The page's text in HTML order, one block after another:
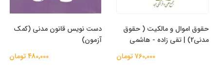
حقوق اموال و مالکیت ( حقوق
مدنی2) | تقی زاده - هاشمی
760,000 تومان
دست نویس قانون مدنی (کمک
آزمون)
480,000 تومان